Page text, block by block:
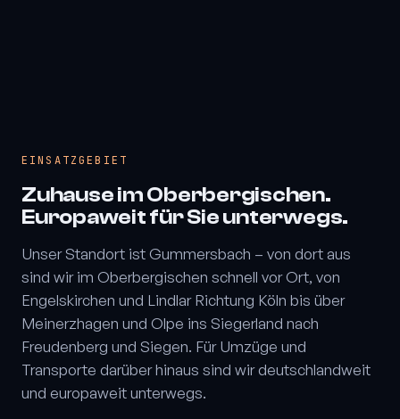
EINSATZGEBIET
Zuhause im Oberbergischen.
Europaweit für Sie unterwegs.
Unser Standort ist Gummersbach – von dort aus
sind wir im Oberbergischen schnell vor Ort, von
Engelskirchen und Lindlar Richtung Köln bis über
Meinerzhagen und Olpe ins Siegerland nach
Freudenberg und Siegen. Für Umzüge und
Transporte darüber hinaus sind wir deutschlandweit
und europaweit unterwegs.